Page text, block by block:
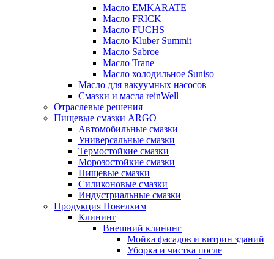
Масло EMKARATE
Масло FRICK
Масло FUCHS
Масло Kluber Summit
Масло Sabroe
Масло Trane
Масло холодильное Suniso
Масло для вакуумных насосов
Смазки и масла reinWell
Отраслевые решения
Пищевые смазки ARGO
Автомобильные смазки
Универсальные смазки
Термостойкие смазки
Морозостойкие смазки
Пищевые смазки
Силиконовые смазки
Индустриальные смазки
Продукция Новелхим
Клининг
Внешний клининг
Мойка фасадов и витрин зданий
Уборка и чистка после